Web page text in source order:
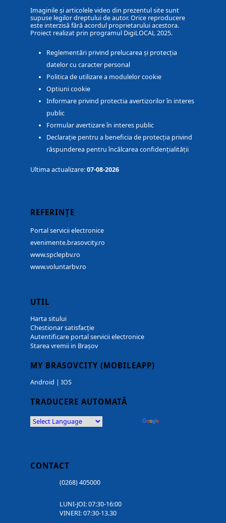
Imaginile și articolele video din prezentul site sunt
supuse legilor dreptului de autor. Orice reproducere
este interzisă fără acordul proprietarului acestora.
Proiect realizat prin programul DigiLOCAL 2025.
Reglementări privind prelucarea și protecția
datelor cu caracter personal
Politica de utilizare a modulelor cookie
Optiuni cookie
Informare privind protectia avertizorilor în interes
public
Formular avertizare în interes public
Declarație pentru a beneficia de protecția privind
răspunderea pentru încălcarea confidențialității
Ultima actualizare:07-08-2026
REFERINȚE
Portal servicii electronice
evenimente.brasovcity.ro
www.spclepbv.ro
www.voluntarbv.ro
UTIL
Harta sitului
Chestionar satisfacție
Autentificare portal servicii electronice
Starea vremii in Brașov
MY BRASOVCITY (MOBILEAPP)
Android | IOS
TRADUCERE AUTOMATĂ
CONTACT
(0268) 405000
LUNI-JOI: 07:30-16:00
VINERI: 07:30-13.30